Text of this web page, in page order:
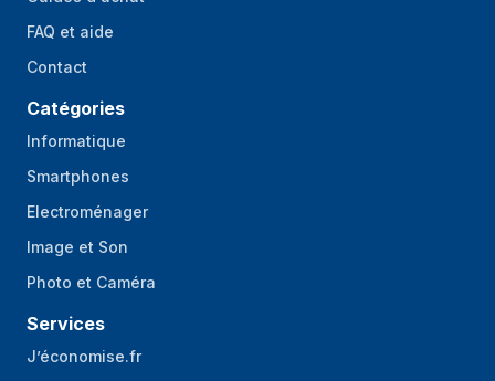
FAQ et aide
Contact
Catégories
Informatique
Smartphones
Electroménager
Image et Son
Photo et Caméra
Services
J’économise.fr